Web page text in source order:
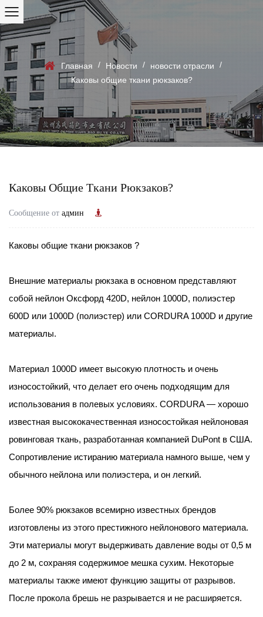
Главная / Новости / новости отрасли
/
Каковы общие ткани рюкзаков?
Каковы Общие Ткани Рюкзаков?
Сообщение от админ
Каковы общие ткани рюкзаков ?
Внешние материалы рюкзака в основном представляют
собой нейлон Оксфорд 420D, нейлон 1000D, полиэстер
600D или 1000D (полиэстер) или CORDURA 1000D и другие
материалы.
Материал 1000D имеет высокую плотность и очень
износостойкий, что делает его очень подходящим для
использования в полевых условиях. CORDURA — хорошо
известная высококачественная износостойкая нейлоновая
ровинговая ткань, разработанная компанией DuPont в США.
Сопротивление истиранию материала намного выше, чем у
обычного нейлона или полиэстера, и он легкий.
Более 90% рюкзаков всемирно известных брендов
изготовлены из этого престижного нейлонового материала.
Эти материалы могут выдерживать давление воды от 0,5 м
до 2 м, сохраняя содержимое мешка сухим. Некоторые
материалы также имеют функцию защиты от разрывов.
После прокола брешь не разрывается и не расширяется.